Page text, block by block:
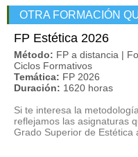
OTRA FORMACIÓN
FP Estética 2026
Método: FP a distancia |
Ciclos Formativos
Temática: FP 2026
Duración: 1620 horas
Si te interesa la
reflejamos las asignaturas
Grado Superior de Estética